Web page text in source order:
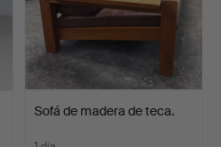
Sofá de madera de teca.